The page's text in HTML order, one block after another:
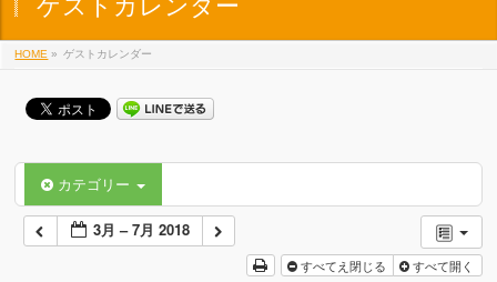
ゲストカレンダー
HOME » ゲストカレンダー
カテゴリー
3月 – 7月 2018
すべてえ閉じる すべて開く